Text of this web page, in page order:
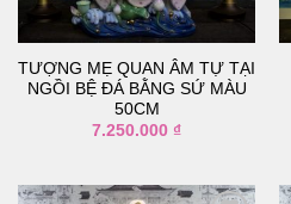
TƯỢNG MẸ QUAN ÂM TỰ TẠI
NGỒI BỆ ĐÁ BẰNG SỨ MÀU
50CM
7.250.000 ₫